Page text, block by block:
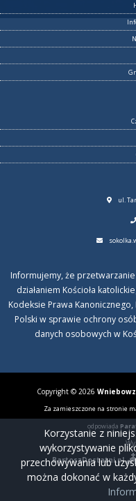
ul.
Informujemy, że
działaniem Kościoła
Kodeksie Prawa
Polski w sprawie ochrony
danych osobowych w
Copyright © 2026
Za zamieszczone na stronie
odpowiada
BartoszDostatni.pl
Korzystanie z
wykorzystywanie
przechowywania lub
można dokonać w